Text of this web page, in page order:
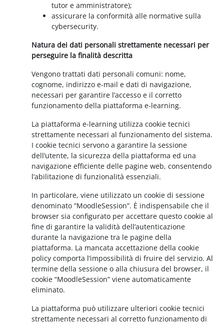
tutor e amministratore);
assicurare la conformità alle normative sulla
cybersecurity.
Natura dei dati personali strettamente necessari per
perseguire la finalità descritta
Vengono trattati dati personali comuni: nome,
cognome, indirizzo e-mail e dati di navigazione,
necessari per garantire l’accesso e il corretto
funzionamento della piattaforma e-learning.
La piattaforma e-learning utilizza cookie tecnici
strettamente necessari al funzionamento del sistema.
I cookie tecnici servono a garantire la sessione
dell’utente, la sicurezza della piattaforma ed una
navigazione efficiente delle pagine web, consentendo
l’abilitazione di funzionalità essenziali.
In particolare, viene utilizzato un cookie di sessione
denominato “MoodleSession”. È indispensabile che il
browser sia configurato per accettare questo cookie al
fine di garantire la validità dell’autenticazione
durante la navigazione tra le pagine della
piattaforma. La mancata accettazione della cookie
policy comporta l’impossibilità di fruire del servizio. Al
termine della sessione o alla chiusura del browser, il
cookie “MoodleSession” viene automaticamente
eliminato.
La piattaforma può utilizzare ulteriori cookie tecnici
strettamente necessari al corretto funzionamento di